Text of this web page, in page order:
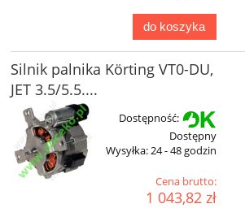
do koszyka
Silnik palnika Körting VT0-DU,
JET 3.5/5.5....
Dostępność:
Dostępny
Wysyłka:24 - 48 godzin
Cena brutto:
1 043,82 zł